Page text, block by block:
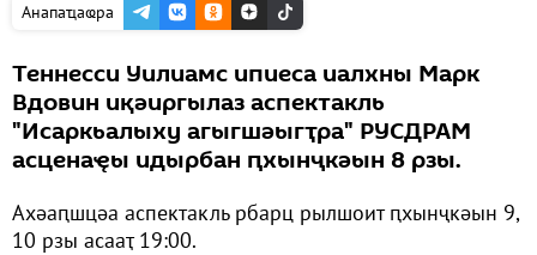
Анапаҵаҩра
Теннесси Уилиамс ипиеса иалхны Марк
Вдовин иқәиргылаз аспектакль
"Исаркьалыху агыгшәыгҭра" РУСДРАМ
асценаҿы идырбан ԥхынҷкәын 8 рзы.
Ахәаԥшцәа аспектакль рбарц рылшоит ԥхынҷкәын 9,
10 рзы асааҭ 19:00.